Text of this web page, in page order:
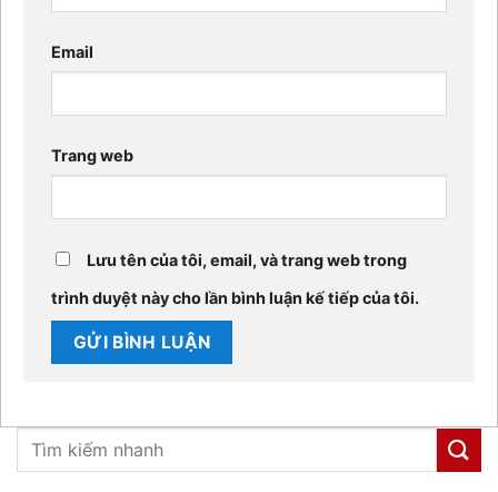
Email
Trang web
Lưu tên của tôi, email, và trang web trong
trình duyệt này cho lần bình luận kế tiếp của tôi.